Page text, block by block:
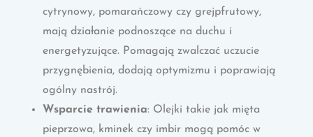
cytrynowy, pomarańczowy czy grejpfrutowy,
mają działanie podnoszące na duchu i
energetyzujące. Pomagają zwalczać uczucie
przygnębienia, dodają optymizmu i poprawiają
ogólny nastrój.
Wsparcie trawienia: Olejki takie jak mięta
pieprzowa, kminek czy imbir mogą pomóc w